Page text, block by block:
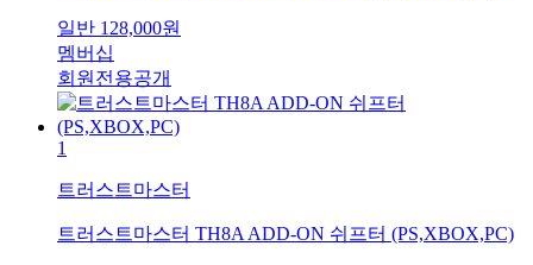
일반 128,000원
멤버십
회원전용공개
1
트러스트마스터
트러스트마스터 TH8A ADD-ON 쉬프터 (PS,XBOX,PC)